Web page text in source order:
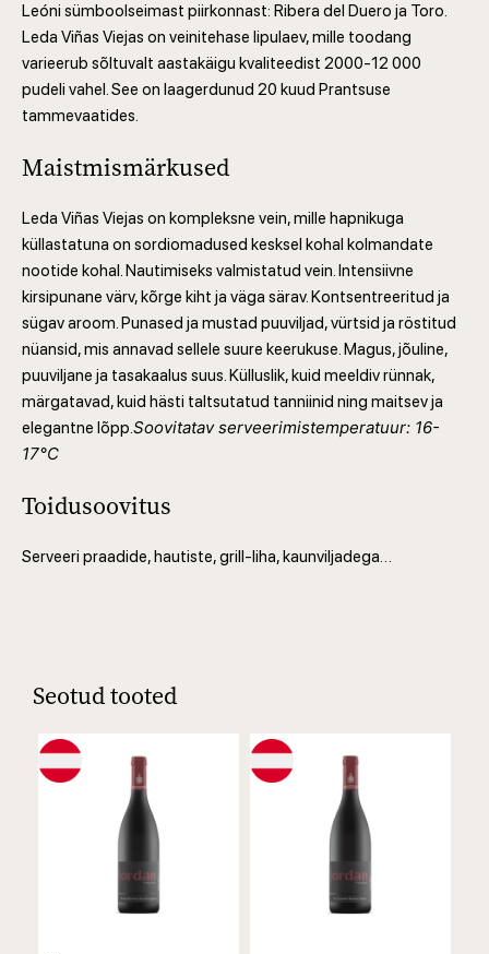
Leóni sümboolseimast piirkonnast: Ribera del Duero ja Toro.
Leda Viñas Viejas on veinitehase lipulaev, mille toodang
varieerub sõltuvalt aastakäigu kvaliteedist 2000-12 000
pudeli vahel. See on laagerdunud 20 kuud Prantsuse
tammevaatides.
Maistmismärkused
Leda Viñas Viejas on kompleksne vein, mille hapnikuga
küllastatuna on sordiomadused kesksel kohal kolmandate
nootide kohal. Nautimiseks valmistatud vein. Intensiivne
kirsipunane värv, kõrge kiht ja väga särav. Kontsentreeritud ja
sügav aroom. Punased ja mustad puuviljad, vürtsid ja röstitud
nüansid, mis annavad sellele suure keerukuse. Magus, jõuline,
puuviljane ja tasakaalus suus. Külluslik, kuid meeldiv rünnak,
märgatavad, kuid hästi taltsutatud tanniinid ning maitsev ja
elegantne lõpp.Soovitatav serveerimistemperatuur: 16-
17°C
Toidusoovitus
Serveeri praadide, hautiste, grill-liha, kaunviljadega…
Seotud tooted